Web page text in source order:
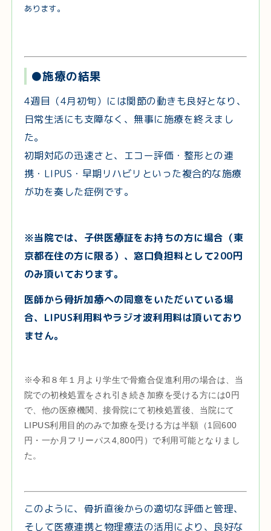
あります。
●施療の結果
4週目（4月初旬）には関節の動きも良好となり、
日常生活にも支障なく、無事に施療を終えまし
た。
初期対応の迅速さと、エコー評価・整形との連
携・LIPUS・早期リハビリといった複合的な施療
が功を奏した症例です。
※当院では、子供医療証をお持ちの方に場合（東
京都在住の方に限る）、窓口負担料として200円
のみ頂いております。
医師から骨折加療への同意をいただいている場
合、LIPUS利用料やラジオ波利用料は頂いており
ません。
※令和８年１月より学生で骨癒合促進利用の場合は、当
院での初検処置をされ引き続き加療を受ける方には0円
で、他の医療機関、接骨院にて初検処置後、当院にて
LIPUS利用目的のみで加療を受ける方は半額（1回600
円・一か月フリーパス4,800円）で利用可能となりまし
た。
このように、骨折直後からの適切な評価と管理、
そして医療連携と物理療法の活用により、良好な